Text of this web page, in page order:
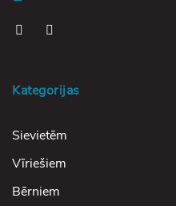
Kategorijas
Sievietēm
Vīriešiem
Bērniem